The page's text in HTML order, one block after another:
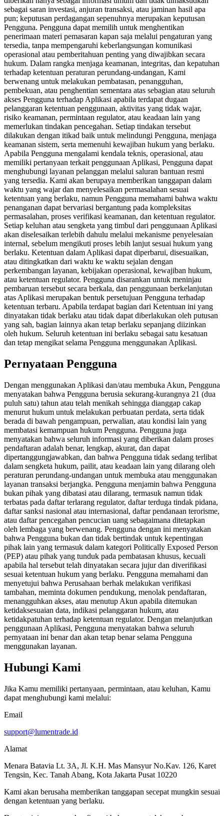
sebagai saran investasi, anjuran transaksi, atau jaminan hasil apa
pun; keputusan perdagangan sepenuhnya merupakan keputusan
Pengguna. Pengguna dapat memilih untuk menghentikan
penerimaan materi pemasaran kapan saja melalui pengaturan yang
tersedia, tanpa mempengaruhi keberlangsungan komunikasi
operasional atau pemberitahuan penting yang diwajibkan secara
hukum. Dalam rangka menjaga keamanan, integritas, dan kepatuhan
terhadap ketentuan peraturan perundang-undangan, Kami
berwenang untuk melakukan pembatasan, penangguhan,
pembekuan, atau penghentian sementara atas sebagian atau seluruh
akses Pengguna terhadap Aplikasi apabila terdapat dugaan
pelanggaran ketentuan penggunaan, aktivitas yang tidak wajar,
risiko keamanan, permintaan regulator, atau keadaan lain yang
memerlukan tindakan pencegahan. Setiap tindakan tersebut
dilakukan dengan itikad baik untuk melindungi Pengguna, menjaga
keamanan sistem, serta memenuhi kewajiban hukum yang berlaku.
Apabila Pengguna mengalami kendala teknis, operasional, atau
memiliki pertanyaan terkait penggunaan Aplikasi, Pengguna dapat
menghubungi layanan pelanggan melalui saluran bantuan resmi
yang tersedia. Kami akan berupaya memberikan tanggapan dalam
waktu yang wajar dan menyelesaikan permasalahan sesuai
ketentuan yang berlaku, namun Pengguna memahami bahwa waktu
penanganan dapat bervariasi bergantung pada kompleksitas
permasalahan, proses verifikasi keamanan, dan ketentuan regulator.
Setiap keluhan atau sengketa yang timbul dari penggunaan Aplikasi
akan diselesaikan terlebih dahulu melalui mekanisme penyelesaian
internal, sebelum mengikuti proses lebih lanjut sesuai hukum yang
berlaku. Ketentuan dalam Aplikasi dapat diperbarui, disesuaikan,
atau ditingkatkan dari waktu ke waktu sejalan dengan
perkembangan layanan, kebijakan operasional, kewajiban hukum,
atau ketentuan regulator. Pengguna disarankan untuk meninjau
pembaruan tersebut secara berkala, dan penggunaan berkelanjutan
atas Aplikasi merupakan bentuk persetujuan Pengguna terhadap
ketentuan terbaru. Apabila terdapat bagian dari Ketentuan ini yang
dinyatakan tidak berlaku atau tidak dapat diberlakukan oleh putusan
yang sah, bagian lainnya akan tetap berlaku sepanjang diizinkan
oleh hukum. Seluruh ketentuan ini berlaku sebagai satu kesatuan
dan tetap mengikat selama Pengguna menggunakan Aplikasi.
Pernyataan Pengguna
Dengan menggunakan Aplikasi dan/atau membuka Akun, Pengguna
menyatakan bahwa Pengguna berusia sekurang-kurangnya 21 (dua
puluh satu) tahun atau telah menikah sehingga dianggap cakap
menurut hukum untuk melakukan perbuatan perdata, serta tidak
berada di bawah pengampuan, perwalian, atau kondisi lain yang
membatasi kemampuan hukum Pengguna. Pengguna juga
menyatakan bahwa seluruh informasi yang diberikan dalam proses
pendaftaran adalah benar, lengkap, akurat, dan dapat
dipertanggungjawabkan, dan bahwa Pengguna tidak sedang terlibat
dalam sengketa hukum, pailit, atau keadaan lain yang dilarang oleh
peraturan perundang-undangan untuk membuka atau menggunakan
layanan transaksi berjangka. Pengguna menjamin bahwa Pengguna
bukan pihak yang dibatasi atau dilarang, termasuk namun tidak
terbatas pada daftar terlarang regulator, daftar terduga tindak pidana,
daftar sanksi nasional atau internasional, daftar pendanaan terorisme,
atau daftar pencegahan pencucian uang sebagaimana ditetapkan
oleh lembaga yang berwenang. Pengguna dengan ini menyatakan
bahwa Pengguna bukan dan tidak bertindak untuk kepentingan
pihak lain yang termasuk dalam kategori Politically Exposed Person
(PEP) atau pihak yang tunduk pada pembatasan khusus, kecuali
apabila hal tersebut telah dinyatakan secara jujur dan diverifikasi
sesuai ketentuan hukum yang berlaku. Pengguna memahami dan
menyetujui bahwa Perusahaan berhak melakukan verifikasi
tambahan, meminta dokumen pendukung, menolak pendaftaran,
menangguhkan akses, atau menutup Akun apabila ditemukan
ketidaksesuaian data, indikasi pelanggaran hukum, atau
ketidakpatuhan terhadap ketentuan regulator. Dengan melanjutkan
penggunaan Aplikasi, Pengguna menyatakan bahwa seluruh
pernyataan ini benar dan akan tetap benar selama Pengguna
menggunakan layanan.
Hubungi Kami
Jika Kamu memiliki pertanyaan, permintaan, atau keluhan, Kamu
dapat menghubungi kami melalui:
Email
support@lumentrade.id
Alamat
Menara Batavia Lt. 3A, Jl. K.H. Mas Mansyur No.Kav. 126, Karet
Tengsin, Kec. Tanah Abang, Kota Jakarta Pusat 10220
Kami akan berusaha memberikan tanggapan secepat mungkin sesuai
dengan ketentuan yang berlaku.